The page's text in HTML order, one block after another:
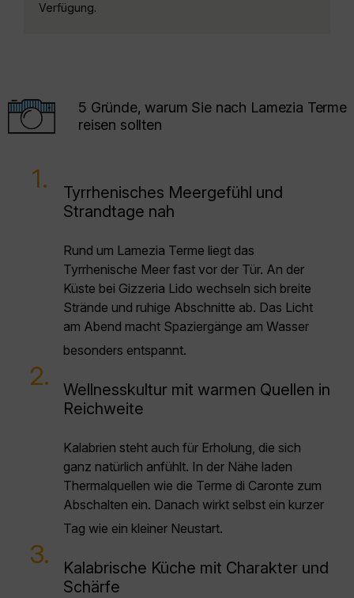
Verfügung.
5 Gründe, warum Sie nach Lamezia Terme
reisen sollten
1.
Tyrrhenisches Meergefühl und
Strandtage nah
Rund um Lamezia Terme liegt das
Tyrrhenische Meer fast vor der Tür. An der
Küste bei Gizzeria Lido wechseln sich breite
Strände und ruhige Abschnitte ab. Das Licht
am Abend macht Spaziergänge am Wasser
besonders entspannt.
2.
Wellnesskultur mit warmen Quellen in
Reichweite
Kalabrien steht auch für Erholung, die sich
ganz natürlich anfühlt. In der Nähe laden
Thermalquellen wie die Terme di Caronte zum
Abschalten ein. Danach wirkt selbst ein kurzer
Tag wie ein kleiner Neustart.
3.
Kalabrische Küche mit Charakter und
Schärfe